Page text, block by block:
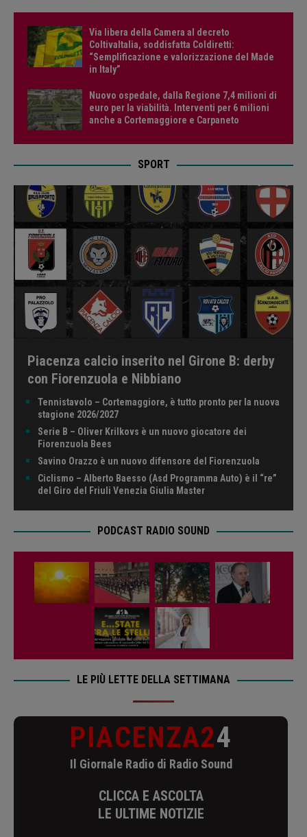
Via libera della Camera al decreto
ColtivaItalia, soddisfatta Coldiretti:
“Semplificazione e valorizzazione del Made
in Italy”
Nuovo ospedale, dalla Regione 7,4 milioni di
euro per la viabilità. Interventi per 6 milioni
anche a Cortemaggiore e Carpaneto
SPORT
Piacenza calcio inserito nel Girone B: derby
con Fiorenzuola e Nibbiano
Tennistavolo – Cortemaggiore, è tutto pronto per la nuova
stagione 2026/2027
Serie B – Oliver Krilkovs è un nuovo giocatore dei
Fiorenzuola Bees
Savino Orazzo è un nuovo difensore del Fiorenzuola
Ciclismo – Alberto Baesso (Asd Programma Auto) è il “re”
del Giro del Friuli Venezia Giulia Master
PODCAST RADIO SOUND
LE PIÙ LETTE DELLA SETTIMANA
PIACENZA24
Il Giornale Radio di Radio Sound
CLICCA E ASCOLTA
LE ULTIME NOTIZIE